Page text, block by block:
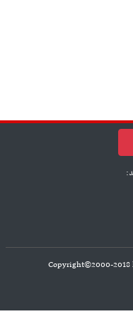
Copyright©2000-2018